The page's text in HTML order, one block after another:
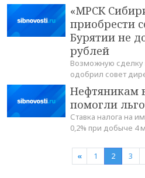
«МРСК
приобрести
Бурятии не
рублей
Возможную сделку
одобрил совет
Нефтяникам
помогли
Ставка налога на
0,2% при добыче 4
« 1 2 3